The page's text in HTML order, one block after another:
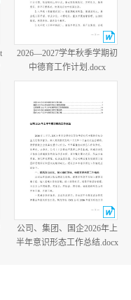
2026—2027学年秋季学期初
中德育工作计划.docx
公司、集团、国企2026年上
半年意识形态工作总结.docx